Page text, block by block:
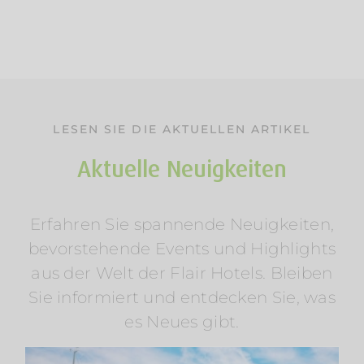
LESEN SIE DIE AKTUELLEN ARTIKEL
Aktuelle Neuigkeiten
Erfahren Sie spannende Neuigkeiten,
bevorstehende Events und Highlights
aus der Welt der Flair Hotels. Bleiben
Sie informiert und entdecken Sie, was
es Neues gibt.
Sommerurlaub am Wasser: Mosel &
Wörthersee entdecken
Am Rosenhügel Am Wasser
Am Wörthersee
Österreich
Radfahren Regionen Wellness